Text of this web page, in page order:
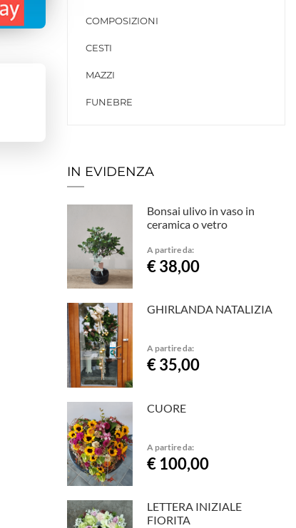
COMPOSIZIONI
CESTI
MAZZI
FUNEBRE
IN EVIDENZA
Bonsai ulivo in vaso in
ceramica o vetro
A partire da:
€ 38,00
GHIRLANDA NATALIZIA
A partire da:
€ 35,00
CUORE
A partire da:
€ 100,00
LETTERA INIZIALE
FIORITA